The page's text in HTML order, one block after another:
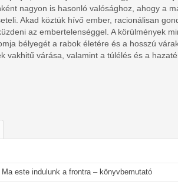
nagyon is hasonló valósághoz, ahogy a
Akad köztük hívő ember, racionálisan
az embertelenséggel. A körülmények
bélyegét a rabok életére és a hosszú
vakhitű várása, valamint a túlélés és a
Ma este indulunk a frontra – könyvbemutató